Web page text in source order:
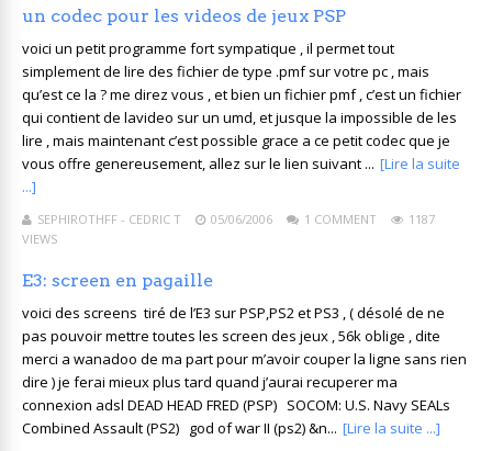
un codec pour les videos de jeux PSP
voici un petit programme fort sympatique , il permet tout
simplement de lire des fichier de type .pmf sur votre pc , mais
qu’est ce la ? me direz vous , et bien un fichier pmf , c’est un fichier
qui contient de lavideo sur un umd, et jusque la impossible de les
lire , mais maintenant c’est possible grace a ce petit codec que je
vous offre genereusement, allez sur le lien suivant ... [Lire la suite
...]
SEPHIROTHFF - CEDRIC T 05/06/2006 1 COMMENT
1187
VIEWS
E3: screen en pagaille
voici des screens tiré de l’E3 sur PSP,PS2 et PS3 , ( désolé de ne
pas pouvoir mettre toutes les screen des jeux , 56k oblige , dite
merci a wanadoo de ma part pour m’avoir couper la ligne sans rien
dire ) je ferai mieux plus tard quand j’aurai recuperer ma
connexion adsl DEAD HEAD FRED (PSP) SOCOM: U.S. Navy SEALs
Combined Assault (PS2) god of war II (ps2) &n... [Lire la suite ...]